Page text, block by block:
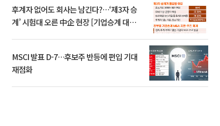
후계자 없어도 회사는 남긴다?…‘제3자 승
계’ 시험대 오른 中企 현장 [기업승계 대전
MSCI 발표 D-7…후보주 반등에 편입 기대
재점화